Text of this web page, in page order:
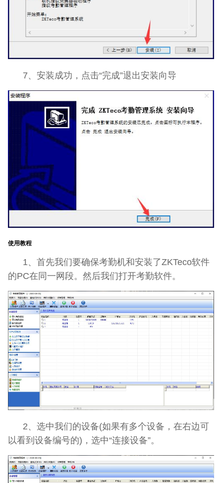
7、安装成功，点击“完成”退出安装向导
使用教程
1、首先我们要确保考勤机和安装了ZKTeco软件
的PC在同一网段。然后我们打开考勤软件。
2、选中我们的设备(如果有多个设备，在右边可
以看到设备编号的)，选中“连接设备”。